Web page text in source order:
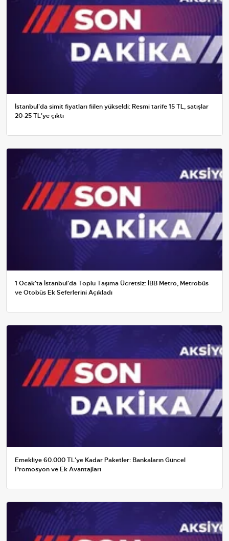
İstanbul'da simit fiyatları fiilen yükseldi: Resmi tarife 15 TL, satışlar
20-25 TL'ye çıktı
1 Ocak'ta İstanbul'da Toplu Taşıma Ücretsiz: İBB Metro, Metrobüs
ve Otobüs Ek Seferlerini Açıkladı
Emekliye 60.000 TL'ye Kadar Paketler: Bankaların Güncel
Promosyon ve Ek Avantajları